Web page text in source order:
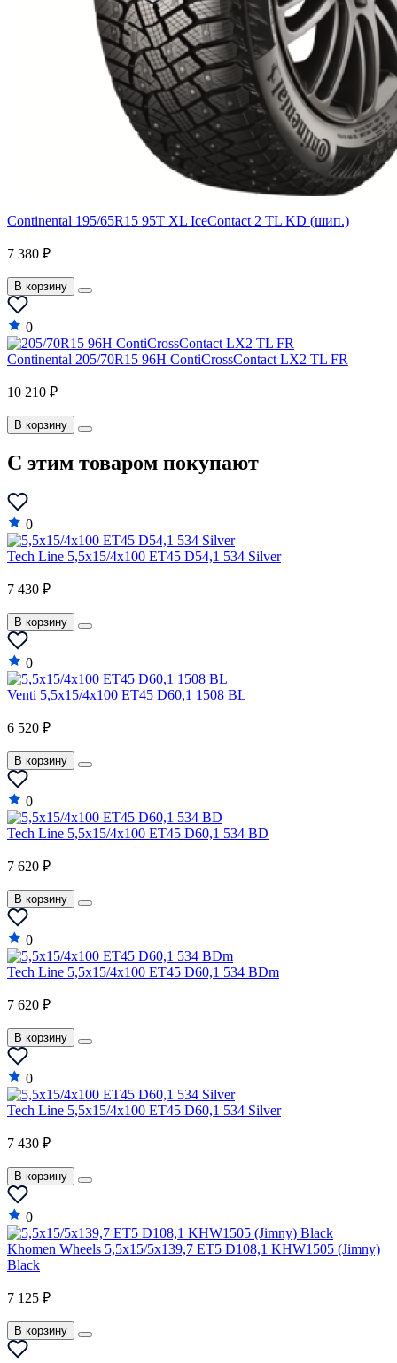
Continental 195/65R15 95T XL IceContact 2 TL KD (шип.)
7 380 ₽
В корзину
0
Continental 205/70R15 96H ContiCrossContact LX2 TL FR
10 210 ₽
В корзину
C этим товаром покупают
0
Tech Line 5,5x15/4x100 ET45 D54,1 534 Silver
7 430 ₽
В корзину
0
Venti 5,5x15/4x100 ET45 D60,1 1508 BL
6 520 ₽
В корзину
0
Tech Line 5,5x15/4x100 ET45 D60,1 534 BD
7 620 ₽
В корзину
0
Tech Line 5,5x15/4x100 ET45 D60,1 534 BDm
7 620 ₽
В корзину
0
Tech Line 5,5x15/4x100 ET45 D60,1 534 Silver
7 430 ₽
В корзину
0
Khomen Wheels 5,5x15/5x139,7 ET5 D108,1 KHW1505 (Jimny)
Black
7 125 ₽
В корзину